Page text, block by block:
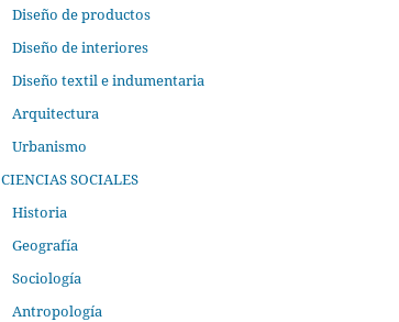
Diseño de productos
Diseño de interiores
Diseño textil e indumentaria
Arquitectura
Urbanismo
CIENCIAS SOCIALES
Historia
Geografía
Sociología
Antropología